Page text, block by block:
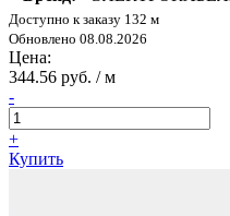
Доступно к заказу 132 м
Обновлено 08.08.2026
Цена:
344.56 руб. / м
-
+
Купить